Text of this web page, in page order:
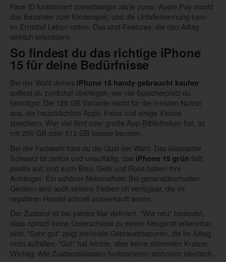
Face ID funktioniert zuverlässiger als je zuvor, Apple Pay macht
das Bezahlen zum Kinderspiel, und die Unfallerkennung kann
im Ernstfall Leben retten. Das sind Features, die den Alltag
wirklich erleichtern.
So findest du das richtige iPhone
15 für deine Bedürfnisse
Bei der Wahl deines iPhone 15 handy gebraucht kaufen
solltest du zunächst überlegen, wie viel Speicherplatz du
benötigst. Die 128 GB Variante reicht für die meisten Nutzer
aus, die hauptsächlich Apps, Fotos und einige Videos
speichern. Wer viel filmt oder große App-Bibliotheken hat, ist
mit 256 GB oder 512 GB besser beraten.
Bei der Farbwahl hast du die Qual der Wahl: Das klassische
Schwarz ist zeitlos und unauffällig, das iPhone 15 grün fällt
positiv auf, und auch Blau, Gelb und Rosa haben ihre
Anhänger. Ein schöner Nebeneffekt: Bei generalüberholten
Geräten sind auch seltene Farben oft verfügbar, die im
regulären Handel schnell ausverkauft waren.
Der Zustand ist bei yabero klar definiert. "Wie neu" bedeutet,
dass optisch keine Unterschiede zu einem Neugerät erkennbar
sind. "Sehr gut" zeigt minimale Gebrauchsspuren, die im Alltag
nicht auffallen. "Gut" hat leichte, aber keine störenden Kratzer.
Wichtig: Alle Zustandsklassen funktionieren technisch identisch.